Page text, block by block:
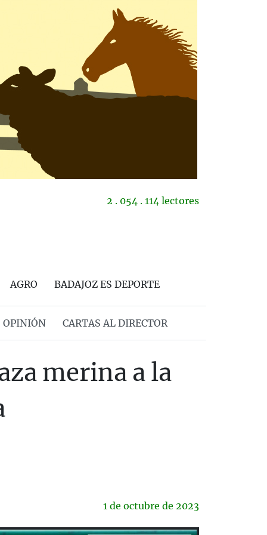
2 . 054 . 114 lectores
AGRO BADAJOZ ES DEPORTE
OPINIÓN CARTAS AL DIRECTOR
merina a la
1 de octubre de 2023